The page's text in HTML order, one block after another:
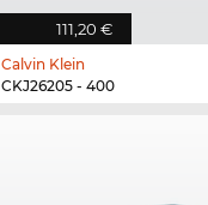
111,20 €
Calvin Klein
CKJ26205 - 400